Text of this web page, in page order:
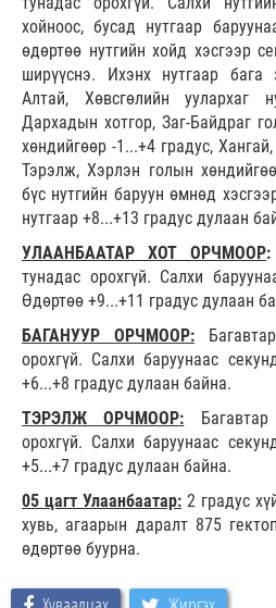
хойноос, бусад нутгаар
өдөртөө нутгийн хойд хэсгээр
ширүүснэ. Ихэнх нутгаар бага
Алтай, Хөвсгөлийн уулархаг
Дархадын хотгор, Заг-Байдраг
хөндийгөөр -1...+4 градус,
Тэрэлж, Хэрлэн голын
бүс нутгийн баруун өмнөд
нутгаар +8...+13 градус дулаан
УЛААНБААТАР ХОТ ОРЧМООР:
тунадас орохгүй. Салхи
Өдөртөө +9...+11 градус дулаан
БАГАНУУР ОРЧМООР:
орохгүй. Салхи баруунаас
+6...+8 градус дулаан байна.
ТЭРЭЛЖ ОРЧМООР:
орохгүй. Салхи баруунаас
+5...+7 градус дулаан байна.
05 цагт Улаанбаатар: 2 градус
хувь, агаарын даралт 875
өдөртөө буурна.